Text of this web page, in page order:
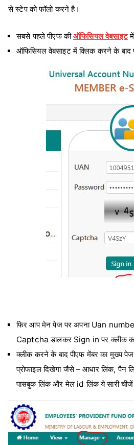
से स्टेप को फॉलो करने है।
सबसे पहले पीएफ कीऑफिसियल वेबसाइटमें
ऑफिसियल वेबसाइट में क्लिक करने के बाद
फिर आप मेन पेज पर अपना Uan
Captcha डालकर Sign in पर क्लीक
क्लीक करने के बाद पीएफ मेंबर का मुख्य
प्रोफाइल दिखेगा जैसे – आधार लिंक, पैन
पासबुक लिंक और मेल id लिंक ये सारी चीजें